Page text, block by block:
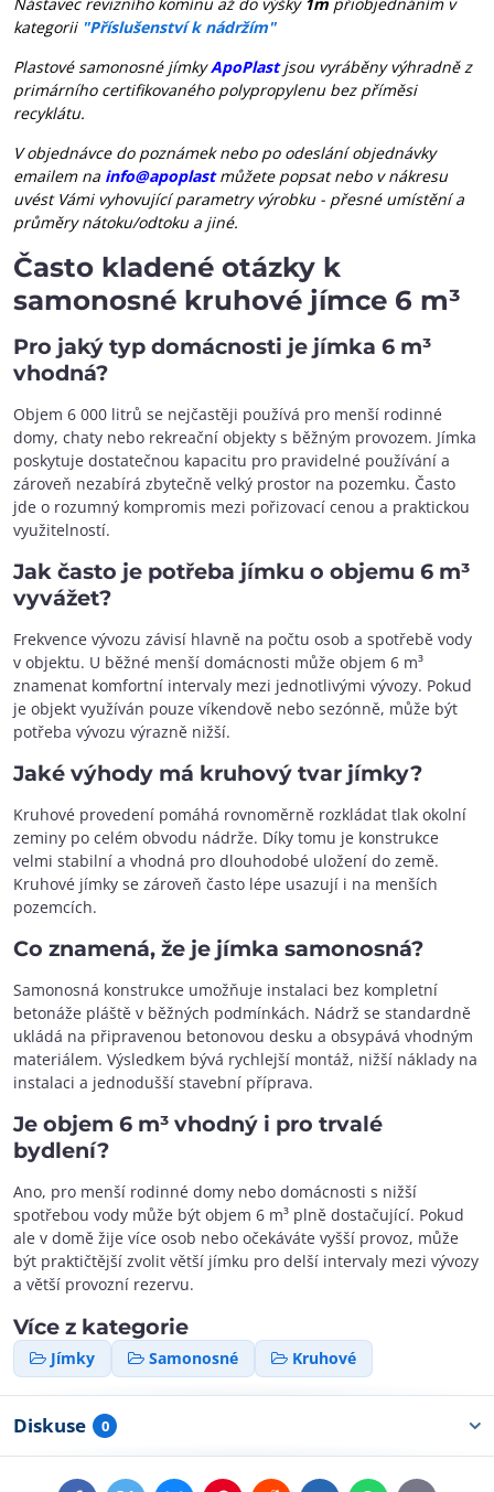
kategorii "Příslušenství k nádržím"
Plastové samonosné jímkyApoPlastjsou vyráběny výhradně z
primárního certifikovaného polypropylenu bez příměsi
recyklátu.
V objednávce do poznámek nebo po odeslání objednávky
emailem na info@apoplast můžete popsat nebo v nákresu
uvést Vámi vyhovující parametry výrobku - přesné umístění a
průměry nátoku/odtoku a jiné.
Často kladené otázky k
samonosné kruhové jímce 6 m³
Pro jaký typ domácnosti je jímka 6 m³
vhodná?
Objem 6 000 litrů se nejčastěji používá pro menší rodinné
domy, chaty nebo rekreační objekty s běžným provozem. Jímka
poskytuje dostatečnou kapacitu pro pravidelné používání a
zároveň nezabírá zbytečně velký prostor na pozemku. Často
jde o rozumný kompromis mezi pořizovací cenou a praktickou
využitelností.
Jak často je potřeba jímku o objemu 6 m³
vyvážet?
Frekvence vývozu závisí hlavně na počtu osob a spotřebě vody
v objektu. U běžné menší domácnosti může objem 6 m³
znamenat komfortní intervaly mezi jednotlivými vývozy. Pokud
je objekt využíván pouze víkendově nebo sezónně, může být
potřeba vývozu výrazně nižší.
Jaké výhody má kruhový tvar jímky?
Kruhové provedení pomáhá rovnoměrně rozkládat tlak okolní
zeminy po celém obvodu nádrže. Díky tomu je konstrukce
velmi stabilní a vhodná pro dlouhodobé uložení do země.
Kruhové jímky se zároveň často lépe usazují i na menších
pozemcích.
Co znamená, že je jímka samonosná?
Samonosná konstrukce umožňuje instalaci bez kompletní
betonáže pláště v běžných podmínkách. Nádrž se standardně
ukládá na připravenou betonovou desku a obsypává vhodným
materiálem. Výsledkem bývá rychlejší montáž, nižší náklady na
instalaci a jednodušší stavební příprava.
Je objem 6 m³ vhodný i pro trvalé
bydlení?
Ano, pro menší rodinné domy nebo domácnosti s nižší
spotřebou vody může být objem 6 m³ plně dostačující. Pokud
ale v domě žije více osob nebo očekáváte vyšší provoz, může
být praktičtější zvolit větší jímku pro delší intervaly mezi vývozy
a větší provozní rezervu.
Více z kategorie
Jímky Samonosné Kruhové
Diskuse 0